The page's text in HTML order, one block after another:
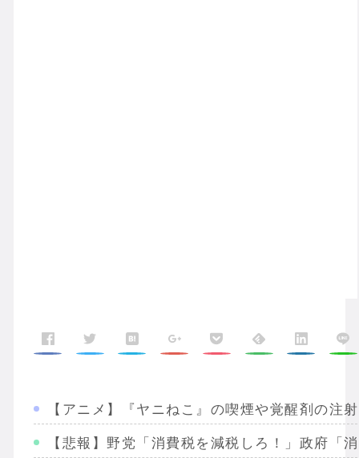
【アニメ】『ヤニねこ』の喫煙や覚醒剤の
【悲報】野党「消費税を減税しろ！」政府「